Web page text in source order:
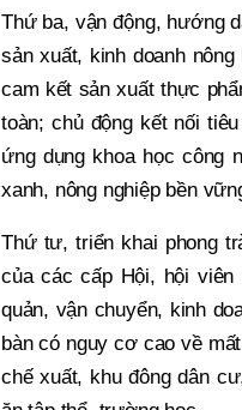
Thứ ba, vận động, hướng
sản xuất, kinh doanh
cam kết sản xuất thực
toàn; chủ động kết nối
ứng dụng khoa học công
xanh, nông nghiệp bền
Thứ tư, triển khai phong
của các cấp Hội, hội viên
quản, vận chuyển, kinh
bàn có nguy cơ cao về
chế xuất, khu đông dân